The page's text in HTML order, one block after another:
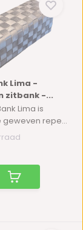
Lima -
zitbank -...
Lima is
geweven repe...